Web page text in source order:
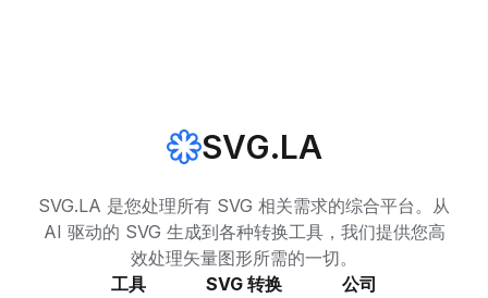
SVG.LA
SVG.LA 是您处理所有 SVG 相关需求的综合平台。从
AI 驱动的 SVG 生成到各种转换工具，我们提供您高
效处理矢量图形所需的一切。
工具
SVG 转换 公司